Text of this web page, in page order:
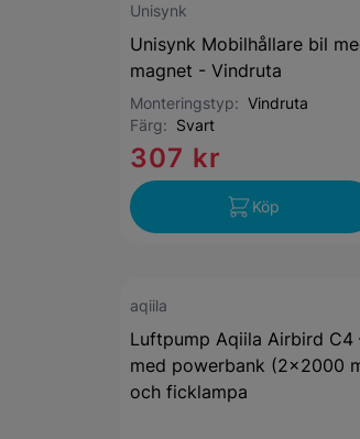
Unisynk
Unisynk Mobilhållare bil
magnet - Vindruta
Monteringstyp: Vindruta
Färg: Svart
307 kr
Köp
aqiila
Luftpump Aqiila Airbird C4
med powerbank (2×2000
och ficklampa